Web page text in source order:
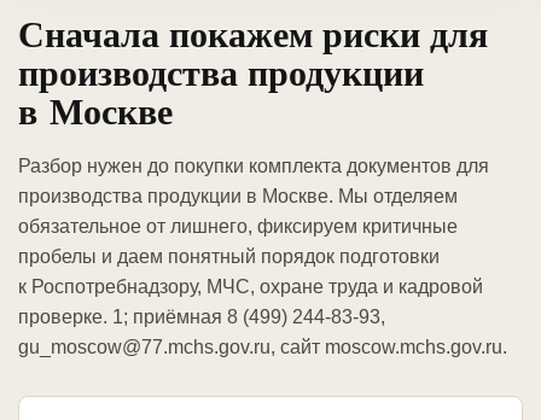
Сначала покажем риски для
производства продукции
в Москве
Разбор нужен до покупки комплекта документов для
производства продукции в Москве. Мы отделяем
обязательное от лишнего, фиксируем критичные
пробелы и даем понятный порядок подготовки
к Роспотребнадзору, МЧС, охране труда и кадровой
проверке. 1; приёмная 8 (499) 244-83-93,
gu_moscow@77.mchs.gov.ru, сайт moscow.mchs.gov.ru.